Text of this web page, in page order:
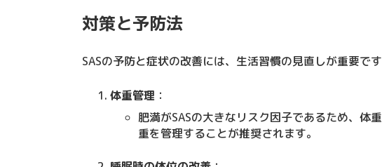
対策と予防法
SASの予防と症状の改善には、生活習慣の見直しが重要です
体重管理 ：
肥満がSASの大きなリスク因子であるため、体
重を管理することが推奨されます。